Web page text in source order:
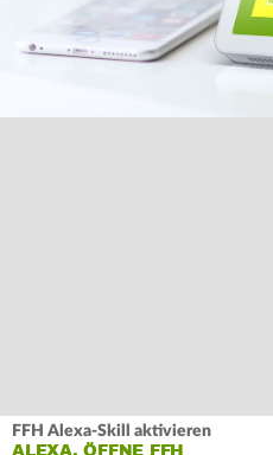
FFH Alexa-Skill aktivieren